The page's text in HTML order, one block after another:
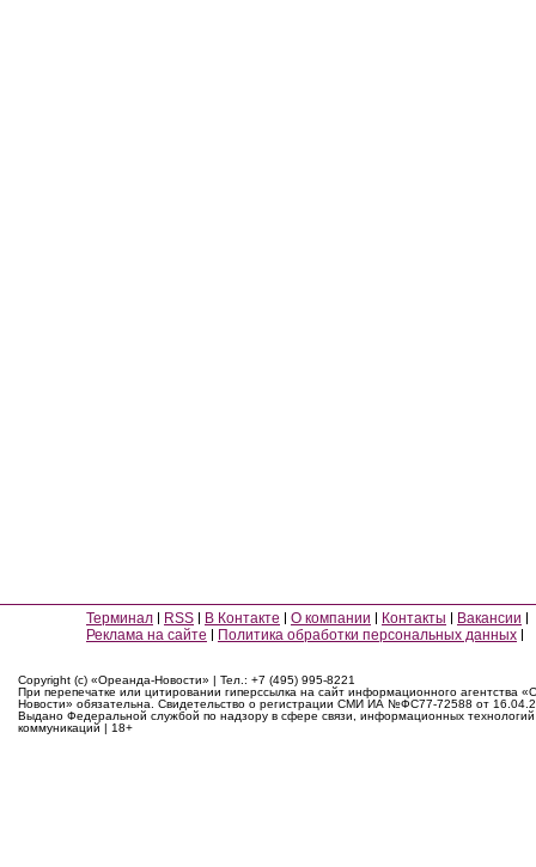
Терминал RSS В Контакте О компании Контакты
Вакансии
Реклама на сайте
Политика обработки персональных данных
Copyright (c) «Ореанда-Новости» | Тел.: +7 (495) 995-8221
При перепечатке или цитировании гиперссылка на сайт информационного агентства
Новости» обязательна. Свидетельство о регистрации СМИ ИА №ФС77-72588 от
Выдано Федеральной службой по надзору в сфере связи, информационных
коммуникаций | 18+